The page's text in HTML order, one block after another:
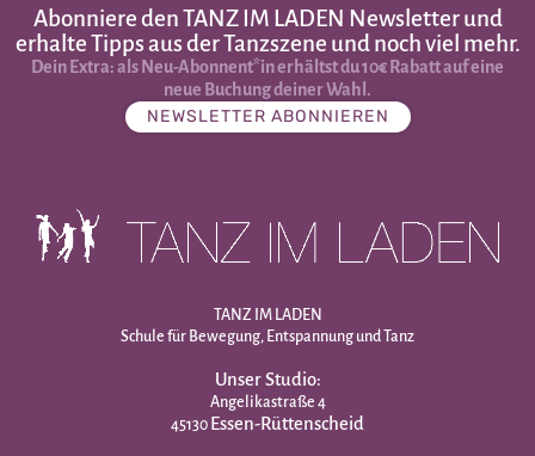
Abonniere den TANZ IM LADEN Newsletter und
erhalte Tipps aus der Tanzszene und noch viel mehr.
Dein Extra: als Neu-Abonnent*in erhältst du 10€ Rabatt auf eine
neue Buchung deiner Wahl.
NEWSLETTER ABONNIEREN
TANZ IM LADEN
Schule für Bewegung, Entspannung und Tanz
Unser Studio:
Angelikastraße 4
45130 Essen-Rüttenscheid